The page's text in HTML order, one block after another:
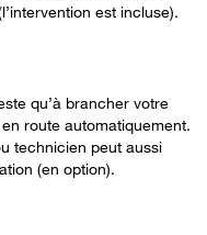
est incluse).
qu’à brancher votre
route automatiquement.
technicien peut aussi
(en option).